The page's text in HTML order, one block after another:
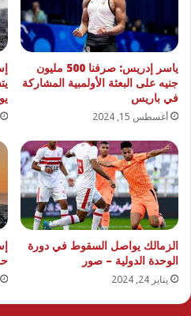
ياسر إدريس: صرفنا 500 مليون
جنيه على البعثة الأولمبية المشاركة
في باريس
أغسطس 15, 2024
الزمالك يواصل السقوط في دورة
الوحدة الدولية – صور
يناير 24, 2024